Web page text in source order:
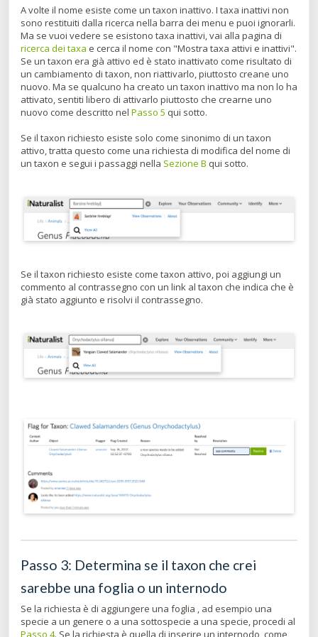
A volte il nome esiste come un taxon inattivo. I taxa inattivi non
sono restituiti dalla ricerca nella barra dei menu e puoi ignorarli.
Ma se vuoi vedere se esistono taxa inattivi, vai alla pagina di
ricerca dei taxa e cerca il nome con "Mostra taxa attivi e inattivi".
Se un taxon era già attivo ed è stato inattivato come risultato di
un cambiamento di taxon, non riattivarlo, piuttosto creane uno
nuovo. Ma se qualcuno ha creato un taxon inattivo ma non lo ha
attivato, sentiti libero di attivarlo piuttosto che crearne uno
nuovo come descritto nel Passo 5 qui sotto.
Se il taxon richiesto esiste solo come sinonimo di un taxon
attivo, tratta questo come una richiesta di modifica del nome di
un taxon e segui i passaggi nella Sezione B qui sotto.
Se il taxon richiesto esiste come taxon attivo, poi aggiungi un
commento al contrassegno con un link al taxon che indica che è
già stato aggiunto e risolvi il contrassegno.
Passo 3: Determina se il taxon che crei
sarebbe una foglia o un internodo
Se la richiesta è di aggiungere una foglia , ad esempio una
specie a un genere o a una sottospecie a una specie, procedi al
Passo 4. Se la richiesta è quella di inserire un internodo, come